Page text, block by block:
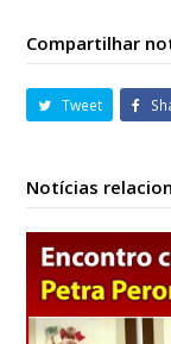
Compartilhar
Tweet
Notícias